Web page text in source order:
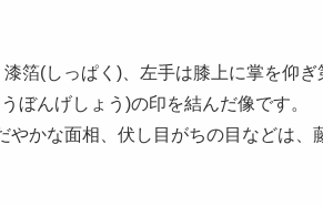
箔(しっぱく)、左手は膝上に掌を仰
ぼんげしょう)の印を結んだ像です。
やかな面相、伏し目がちの目などは、